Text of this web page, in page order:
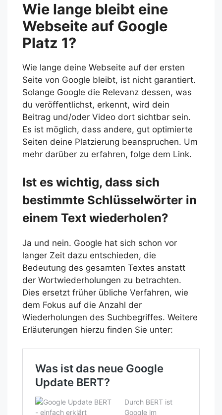
Wie lange bleibt eine
Webseite auf Google
Platz 1?
Wie lange deine Webseite auf der ersten
Seite von Google bleibt, ist nicht garantiert.
Solange Google die Relevanz dessen, was
du veröffentlichst, erkennt, wird dein
Beitrag und/oder Video dort sichtbar sein.
Es ist möglich, dass andere, gut optimierte
Seiten deine Platzierung beanspruchen. Um
mehr darüber zu erfahren, folge dem Link.
Ist es wichtig, dass sich
bestimmte Schlüsselwörter in
einem Text wiederholen?
Ja und nein. Google hat sich schon vor
langer Zeit dazu entschieden, die
Bedeutung des gesamten Textes anstatt
der Wortwiederholungen zu betrachten.
Dies ersetzt früher übliche Verfahren, wie
dem Fokus auf die Anzahl der
Wiederholungen des Suchbegriffes. Weitere
Erläuterungen hierzu finden Sie unter: